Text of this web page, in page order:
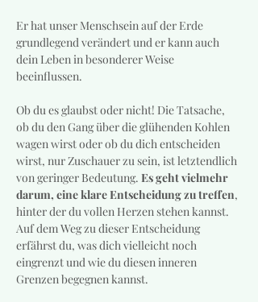
Er hat unser Menschsein auf der Erde
grundlegend verändert und er kann auch
dein Leben in besonderer Weise
beeinflussen.
Ob du es glaubst oder nicht! Die Tatsache,
ob du den Gang über die glühenden Kohlen
wagen wirst oder ob du dich entscheiden
wirst, nur Zuschauer zu sein, ist letztendlich
von geringer Bedeutung. Es geht vielmehr
darum, eine klare Entscheidung zu treffen,
hinter der du vollen Herzen stehen kannst.
Auf dem Weg zu dieser Entscheidung
erfährst du, was dich vielleicht noch
eingrenzt und wie du diesen inneren
Grenzen begegnen kannst.